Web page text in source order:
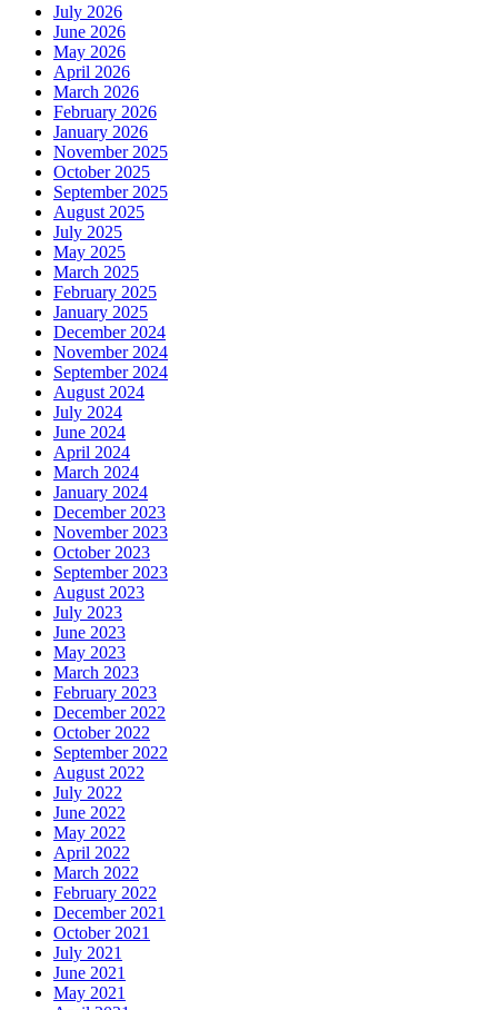
July 2026
June 2026
May 2026
April 2026
March 2026
February 2026
January 2026
November 2025
October 2025
September 2025
August 2025
July 2025
May 2025
March 2025
February 2025
January 2025
December 2024
November 2024
September 2024
August 2024
July 2024
June 2024
April 2024
March 2024
January 2024
December 2023
November 2023
October 2023
September 2023
August 2023
July 2023
June 2023
May 2023
March 2023
February 2023
December 2022
October 2022
September 2022
August 2022
July 2022
June 2022
May 2022
April 2022
March 2022
February 2022
December 2021
October 2021
July 2021
June 2021
May 2021